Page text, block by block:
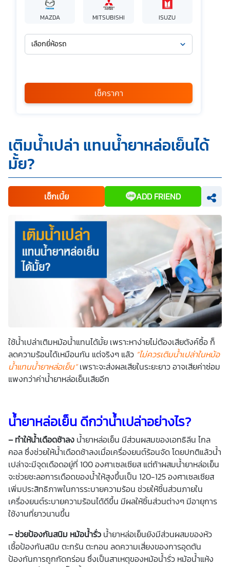
MAZDA MITSUBISHI ISUZU
เลือกยี่ห้อรถ
กรุณาเลือก
*
ข้าพเจ้ารับทราบนโยบายคุ้มครองข้อมูลส่วนบุคคล และยินยอมให้
บริษัท SILKSPAN อินชัวรันซ์ โบรกเกอร์เรจ จำกัด รวมถึงบริษัท
ในเครือที่เกี่ยวข้องกัน ตลอดจนคู่ค้าทางธุรกิจและ/หรือ
ข้าพเจ้า เพื่อวัตถุประสงค์ในการดำเนินการติดต่อและนำเสนอ
ข้อมูลสำหรับการขายผลิตภัณฑ์ การจัดทำรายการส่งเสริมการ
ขายและการตลาด แจ้งสิทธิประโยชน์หรือข่าวสารต่างๆ แจ้ง
ข้อมูลเกี่ยวกับผลิตภัณฑ์ หรือกรมธรรม์ประกันภัย การใช้ข้อมูล
เพื่อพัฒนาผลิตภัณฑ์หรือบริการต่างๆ หรือเพื่อกิจกรรมอื่นๆ
ท่านสามารถอ่านรายละเอียดนโยบายคุ้มครองข้อมูลส่วนบุคคล
และสิทธิของเจ้าของข้อมูลส่วนบุคคลได้ที่เว็บไซต์
คำประกาศ
เกี่ยวกับความเป็นส่วนตัว
ก่อนให้ความยินยอม ทั้งนี้ ก่อนการ
แสดงเจตนา ข้าพเจ้าได้อ่านรายละเอียดจากเอกสารชี้แจงข้อมูล
หรือได้รับคำอธิบายจากหน่วยงานถึงวัตถุประสงค์ในการเก็บ
รวบรวม ใช้หรือเปิดเผยข้อมูลส่วนบุคคล (“ประมวลผลข้อมูล
ส่วนบุคคล”) และมีความเข้าใจดีแล้ว ข้าพเจ้าให้ความยินยอมหรือ
ปฏิเสธไม่ให้ความยินยอมในเอกสารนี้ด้วยความสมัครใจ
ปราศจากการบังคับหรือชักจูง และข้าพเจ้าทราบว่าข้าพเจ้า
สามารถถอนความยินยอมนี้เสียเมื่อใดก็ได้ เว้นแต่ในกรณีมีข้อ
จำกัดสิทธิตามกฎหมายหรือยังมีสัญญาระหว่างข้าพเจ้ากับ
สถาบันที่ให้ประโยชน์แก่ข้าพเจ้าอยู่ กรณีที่ข้าพเจ้าประสงค์จะไม่
ให้ความยินยอม ข้าพเจ้าเข้าใจและยอมรับว่า การไม่ให้ความ
ยินยอมจะมีผลทำให้ข้าพเจ้า (เช่น ข้าพเจ้าอาจได้รับความสะดวก
การใช้งานบางอย่างได้ เป็นต้น) และข้าพเจ้าทราบว่าการถอน
ความยินยอมดังกล่าว ไม่มีผลกระทบต่อการประมวลผลข้อมูล
ส่วนบุคคลที่ได้ดำเนินการเสร็จสิ้นไปแล้วก่อนการถอนความ
ยินยอม โดยข้าพเจ้าให้ถือเอาการกดเลือก “ให้ความยินยอม” ใน
ช่องสนทนา เป็นการแสดงเจตนายินยอมของข้าพเจ้าแทนการ
ลงลายมือชื่อเป็นหลักฐาน
เช็คราคา
เติมน้ำเปล่า แทนน้ำยาหล่อเย็นได้
มั้ย?
เช็กเบี้ย ADD FRIEND
ใช้น้ำเปล่าเติมหม้อน้ำแทนได้มั้ย เพราะหาง่ายไม่ต้องเสียตังค์ซื้อ ก็
ลดความร้อนได้เหมือนกัน แต่จริงๆ แล้ว “ไม่ควรเติมน้ำเปล่าในหม้อ
น้ำแทนน้ำยาหล่อเย็น” เพราะจะส่งผลเสียในระยะยาว อาจเสียค่าซ่อม
แพงกว่าค่าน้ำยาหล่อเย็นเสียอีก
น้ำยาหล่อเย็น ดีกว่าน้ำเปล่าอย่างไร?
– ทำให้น้ำเดือดช้าลง น้ำยาหล่อเย็น มีส่วนผสมของเอทธิลีน ไกล
คอล ซึ่งช่วยให้น้ำเดือดช้าลงเมื่อเครื่องยนต์ร้อนจัด โดยปกติแล้วน้ำ
เปล่าจะมีจุดเดือดอยู่ที่ 100 องศาเซลเซียส แต่ถ้าผสมน้ำยาหล่อเย็น
จะช่วยชะลอการเดือดของน้ำให้สูงขึ้นเป็น 120-125 องศาเซลเซียส
เพิ่มประสิทธิภาพในการระบายความร้อน ช่วยให้ชิ้นส่วนภายใน
เครื่องยนต์ระบายความร้อนได้ดีขึ้น มีผลให้ชิ้นส่วนต่างๆ มีอายุการ
ใช้งานที่ยาวนานขึ้น
– ช่วยป้องกันสนิม หม้อน้ำรั่ว น้ำยาหล่อเย็นยังมีส่วนผสมของหัว
เชื้อป้องกันสนิม ตะกรัน ตะกอน ลดความเสี่ยงของการอุดตัน
ป้องกันการถูกกัดกร่อน ซึ่งเป็นสาเหตุของหม้อน้ำรั่ว หม้อน้ำแห้ง